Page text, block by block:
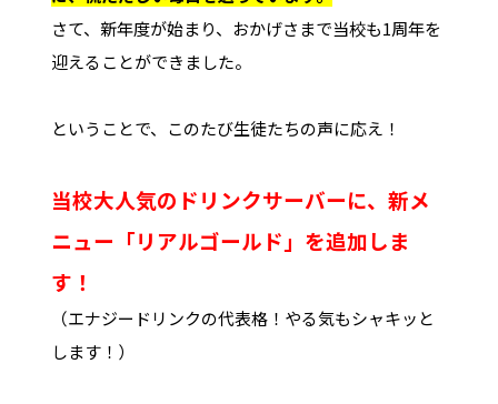
さて、新年度が始まり、おかげさまで当校も1周年を
迎えることができました。
ということで、このたび生徒たちの声に応え！
当校大人気のドリンクサーバーに、新メ
ニュー「リアルゴールド」を追加しま
す！
（エナジードリンクの代表格！やる気もシャキッと
します！）